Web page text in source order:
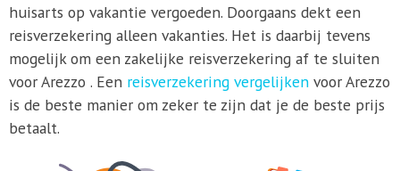
huisarts op vakantie vergoeden. Doorgaans dekt een
reisverzekering alleen vakanties. Het is daarbij tevens
mogelijk om een zakelijke reisverzekering af te sluiten
voor Arezzo . Een reisverzekering vergelijkenvoor Arezzo
is de beste manier om zeker te zijn dat je de beste prijs
betaalt.